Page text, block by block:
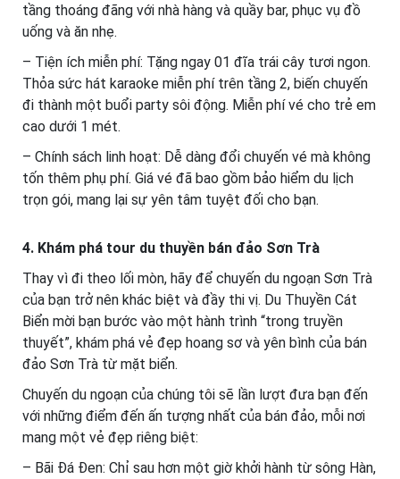
tầng thoáng đãng với nhà hàng và quầy bar, phục vụ đồ
uống và ăn nhẹ.
– Tiện ích miễn phí: Tặng ngay 01 đĩa trái cây tươi ngon.
Thỏa sức hát karaoke miễn phí trên tầng 2, biến chuyến
đi thành một buổi party sôi động. Miễn phí vé cho trẻ em
cao dưới 1 mét.
– Chính sách linh hoạt: Dễ dàng đổi chuyến vé mà không
tốn thêm phụ phí. Giá vé đã bao gồm bảo hiểm du lịch
trọn gói, mang lại sự yên tâm tuyệt đối cho bạn.
4. Khám phá tour du thuyền bán đảo Sơn Trà
Thay vì đi theo lối mòn, hãy để chuyến du ngoạn Sơn Trà
của bạn trở nên khác biệt và đầy thi vị. Du Thuyền Cát
Biển mời bạn bước vào một hành trình “trong truyền
thuyết”, khám phá vẻ đẹp hoang sơ và yên bình của bán
đảo Sơn Trà từ mặt biển.
Chuyến du ngoạn của chúng tôi sẽ lần lượt đưa bạn đến
với những điểm đến ấn tượng nhất của bán đảo, mỗi nơi
mang một vẻ đẹp riêng biệt:
– Bãi Đá Đen: Chỉ sau hơn một giờ khởi hành từ sông Hàn,